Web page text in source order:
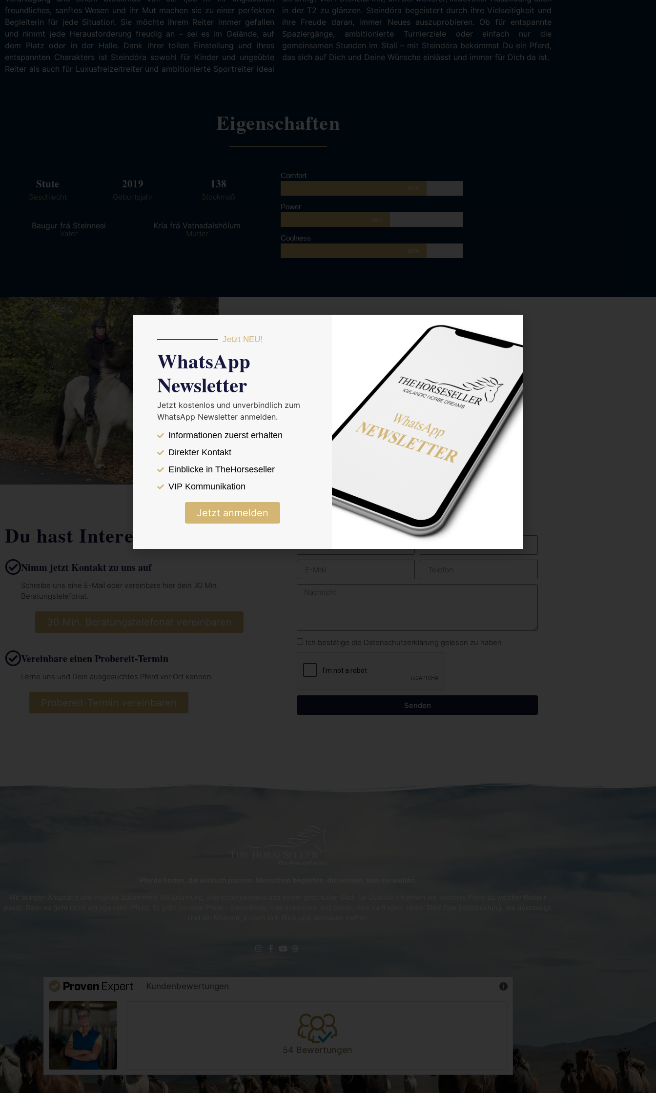
freundliches, sanftes Wesen und ihr Mut machen sie zu einer perfekten
Begleiterin für jede Situation. Sie möchte ihrem Reiter immer gefallen
und nimmt jede Herausforderung freudig an – sei es im Gelände, auf
dem Platz oder in der Halle. Dank ihrer tollen Einstellung und ihres
entspannten Charakters ist Steindóra sowohl für Kinder und ungeübte
Reiter als auch für Luxusfreizeitreiter und ambitionierte Sportreiter ideal
in der T2 zu glänzen. Steindóra begeistert durch ihre Vielseitigkeit und
ihre Freude daran, immer Neues auszuprobieren. Ob für entspannte
Spaziergänge, ambitionierte Turnierziele oder einfach nur die
gemeinsamen Stunden im Stall – mit Steindóra bekommst Du ein Pferd,
das sich auf Dich und Deine Wünsche einlässt und immer für Dich da ist.
Eigenschaften
Stute
Geschlecht
2019
Geburtsjahr
138
Stockmaß
Baugur frá Steinnesi
Vater
Kría frá Vatnsdalshólum
Mutter
Comfort
80%
Power
60%
Coolness
80%
Du hast Interesse?
Nimm jetzt Kontakt zu uns auf
Schreibe uns eine E-Mail oder vereinbare hier dein 30 Min.
Beratungstelefonat.
30 Min. Beratungstelefonat vereinbaren
Vereinbare einen Probereit-Termin
Lerne uns und Dein ausgesuchtes Pferd vor Ort kennen.
Probereit-Termin vereinbaren
Ich bestätige die Datenschutzerklärung gelesen zu haben
Senden
Kundenbewertungen
54 Bewertungen
Jetzt NEU!
WhatsApp
Newsletter
Jetzt kostenlos und unverbindlich zum
WhatsApp Newsletter anmelden.
Informationen zuerst erhalten
Direkter Kontakt
Einblicke in TheHorseseller
VIP Kommunikation
Jetzt anmelden